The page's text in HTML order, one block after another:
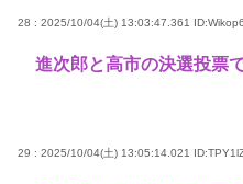
28 : 2025/10/04(土) 13:03:47.361
進次郎と高市の決選投票
29 : 2025/10/04(土) 13:05:14.021